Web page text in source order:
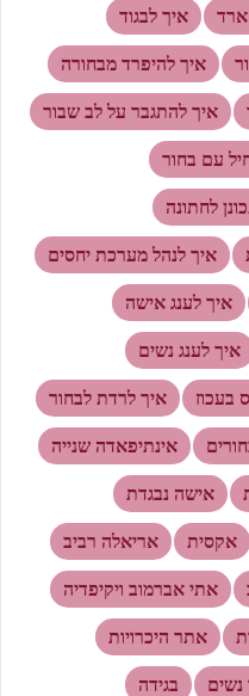
ארד איך לבגוד
איך להיפרד מבחורה
איך להתגבר על לב שבור
עם בחור
לחתונה
איך לנהל מערכת יחסים
איך לענג אישה
איך לענג נשים
בעכוז איך לרדת לבחור
אינתיפאדה שנייה
אישה נבגדת
אקסית אריאלה רביב
אתי אברמוב ויקיפדיה
אתר היכרויות
בגידה